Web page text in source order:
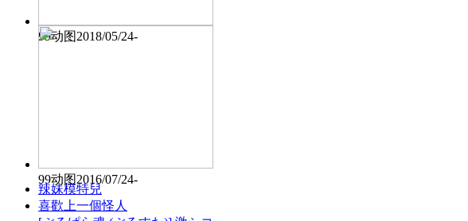
99动图2018/05/24-
99动图2016/07/24-
辣妹模特兒
喜歡上一個怪人